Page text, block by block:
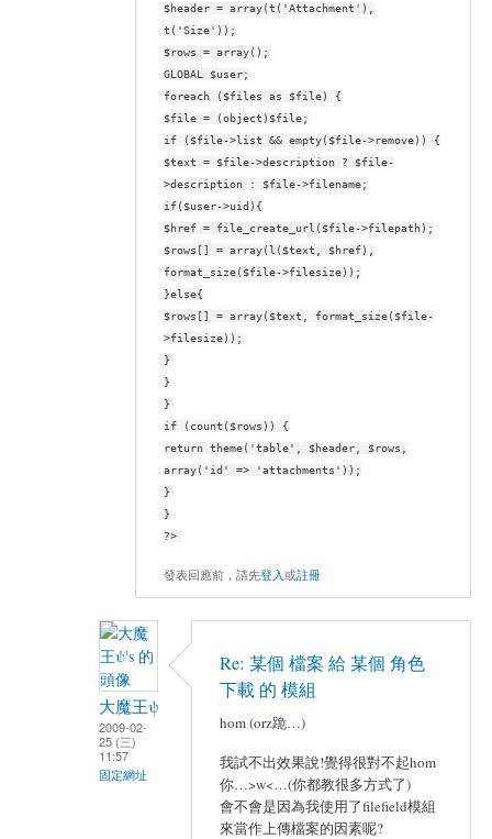
$header = array(t('Attachment'),
t('Size'));
$rows = array();
GLOBAL $user;
foreach ($files as $file) {
$file = (object)$file;
if ($file->list && empty($file->remove)) {
$text = $file->description ? $file-
>description : $file->filename;
if($user->uid){
$href = file_create_url($file->filepath);
$rows[] = array(l($text, $href),
format_size($file->filesize));
}else{
$rows[] = array($text, format_size($file-
>filesize));
}
}
}
if (count($rows)) {
return theme('table', $header, $rows,
array('id' => 'attachments'));
}
}
?>
發表回應前，請先登入或註冊
大魔王ψ
2009-02-
25 (三)
11:57
固定網址
Re: 某個 檔案 給 某個 角色
下載 的 模組
hom (orz跪…)
我試不出效果說!覺得很對不起hom
你…>w<…(你都教很多方式了)
會不會是因為我使用了filefield模組
來當作上傳檔案的因素呢?